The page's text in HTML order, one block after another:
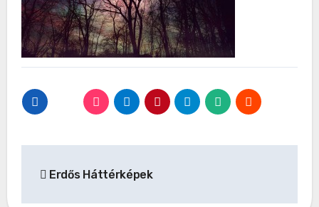
Erdős Háttérképek